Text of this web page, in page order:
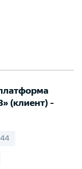
(клиент) -